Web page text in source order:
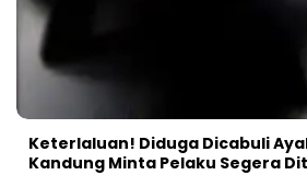
Keterlaluan! Diduga Dicabuli
Kandung Minta Pelaku Segera